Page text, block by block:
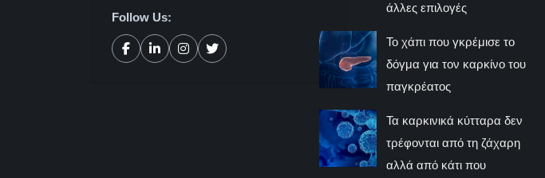
Follow Us:
άλλες επιλογές
Το χάπι που γκρέμισε το
δόγμα για τον καρκίνο του
παγκρέατος
Τα καρκινικά κύτταρα δεν
τρέφονται από τη ζάχαρη
αλλά από κάτι που